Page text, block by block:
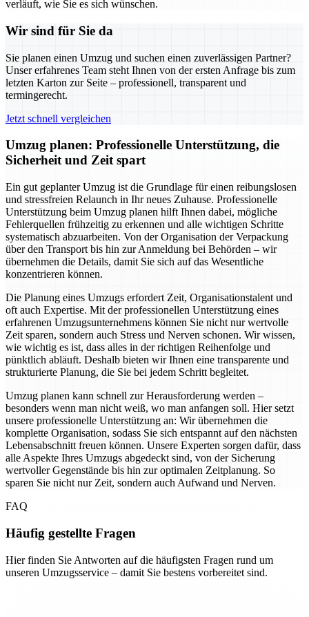
verläuft, wie Sie es sich wünschen.
Wir sind für Sie da
Sie planen einen Umzug und suchen einen zuverlässigen Partner?
Unser erfahrenes Team steht Ihnen von der ersten Anfrage bis zum
letzten Karton zur Seite – professionell, transparent und
termingerecht.
Jetzt schnell vergleichen
Umzug planen: Professionelle Unterstützung, die
Sicherheit und Zeit spart
Ein gut geplanter Umzug ist die Grundlage für einen reibungslosen
und stressfreien Relaunch in Ihr neues Zuhause. Professionelle
Unterstützung beim Umzug planen hilft Ihnen dabei, mögliche
Fehlerquellen frühzeitig zu erkennen und alle wichtigen Schritte
systematisch abzuarbeiten. Von der Organisation der Verpackung
über den Transport bis hin zur Anmeldung bei Behörden – wir
übernehmen die Details, damit Sie sich auf das Wesentliche
konzentrieren können.
Die Planung eines Umzugs erfordert Zeit, Organisationstalent und
oft auch Expertise. Mit der professionellen Unterstützung eines
erfahrenen Umzugsunternehmens können Sie nicht nur wertvolle
Zeit sparen, sondern auch Stress und Nerven schonen. Wir wissen,
wie wichtig es ist, dass alles in der richtigen Reihenfolge und
pünktlich abläuft. Deshalb bieten wir Ihnen eine transparente und
strukturierte Planung, die Sie bei jedem Schritt begleitet.
Umzug planen kann schnell zur Herausforderung werden –
besonders wenn man nicht weiß, wo man anfangen soll. Hier setzt
unsere professionelle Unterstützung an: Wir übernehmen die
komplette Organisation, sodass Sie sich entspannt auf den nächsten
Lebensabschnitt freuen können. Unsere Experten sorgen dafür, dass
alle Aspekte Ihres Umzugs abgedeckt sind, von der Sicherung
wertvoller Gegenstände bis hin zur optimalen Zeitplanung. So
sparen Sie nicht nur Zeit, sondern auch Aufwand und Nerven.
FAQ
Häufig gestellte Fragen
Hier finden Sie Antworten auf die häufigsten Fragen rund um
unseren Umzugsservice – damit Sie bestens vorbereitet sind.